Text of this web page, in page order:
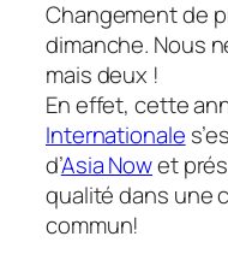
Changement de
dimanche. Nous
mais deux !
En effet, cette
Internationale
d’Asia Nowet
qualité dans une
commun!